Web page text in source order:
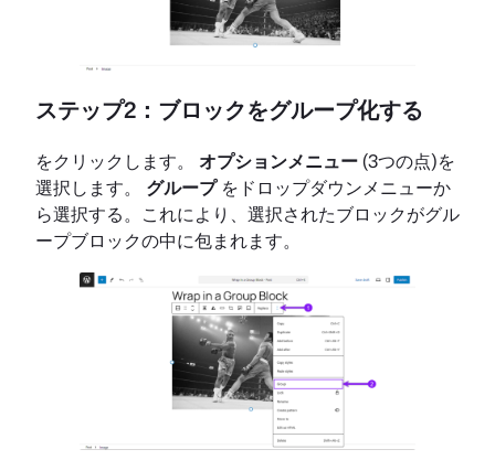
ステップ2：ブロックをグループ化する
をクリックします。 オプションメニュー(3つの点)を
選択します。 グループをドロップダウンメニューか
ら選択する。これにより、選択されたブロックがグル
ープブロックの中に包まれます。